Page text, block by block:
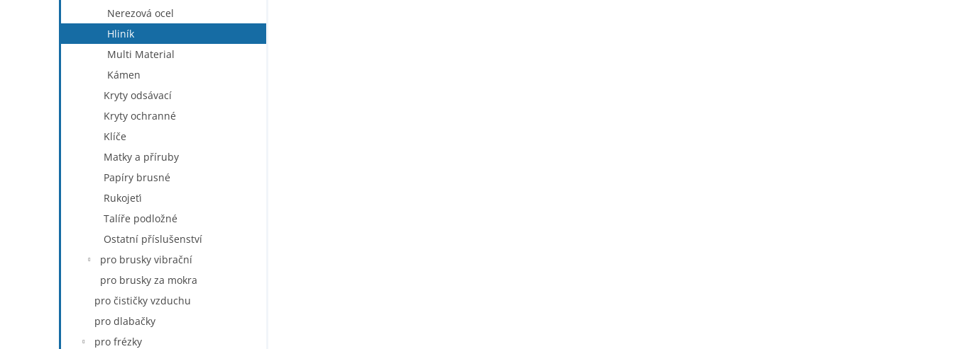
Nerezová ocel
Hliník
Multi Material
Kámen
Kryty odsávací
Kryty ochranné
Klíče
Matky a příruby
Papíry brusné
Rukojeťi
Talíře podložné
Ostatní příslušenství
pro brusky vibrační
pro brusky za mokra
pro čističky vzduchu
pro dlabačky
pro frézky